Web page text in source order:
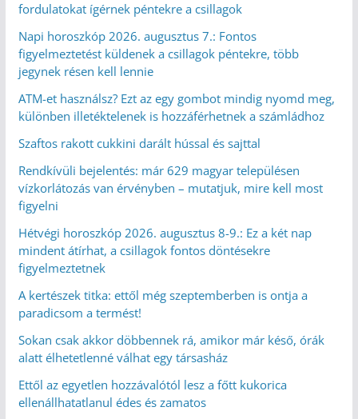
fordulatokat ígérnek péntekre a csillagok
Napi horoszkóp 2026. augusztus 7.: Fontos
figyelmeztetést küldenek a csillagok péntekre, több
jegynek résen kell lennie
ATM-et használsz? Ezt az egy gombot mindig nyomd meg,
különben illetéktelenek is hozzáférhetnek a számládhoz
Szaftos rakott cukkini darált hússal és sajttal
Rendkívüli bejelentés: már 629 magyar településen
vízkorlátozás van érvényben – mutatjuk, mire kell most
figyelni
Hétvégi horoszkóp 2026. augusztus 8-9.: Ez a két nap
mindent átírhat, a csillagok fontos döntésekre
figyelmeztetnek
A kertészek titka: ettől még szeptemberben is ontja a
paradicsom a termést!
Sokan csak akkor döbbennek rá, amikor már késő, órák
alatt élhetetlenné válhat egy társasház
Ettől az egyetlen hozzávalótól lesz a főtt kukorica
ellenállhatatlanul édes és zamatos